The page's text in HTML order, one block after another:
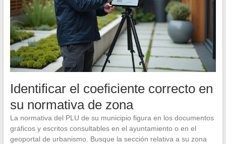
Identificar el coeficiente correcto en
su normativa de zona
La normativa del PLU de su municipio figura en los documentos
gráficos y escritos consultables en el ayuntamiento o en el
geoportal de urbanismo. Busque la sección relativa a su zona